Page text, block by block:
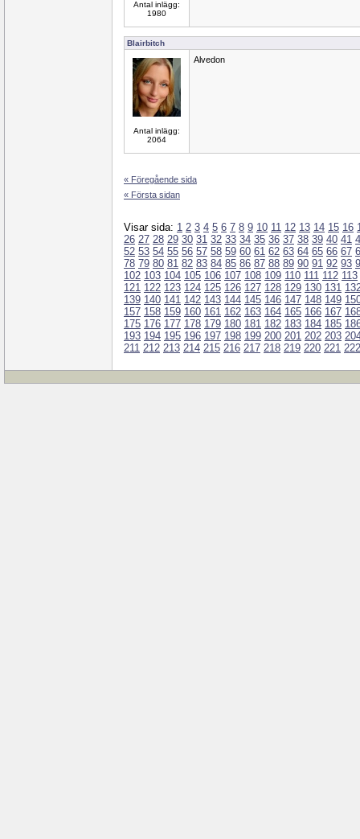
Antal inlägg:
1980
Blairbitch
Antal inlägg:
2064
Alvedon
« Föregående sida
« Första sidan
Visar sida: 1 2 3 4 5 6 7 8 9 10 11 12 13 14 15 16
26 27 28 29 30 31 32 33 34 35 36 37 38 39 40 41
52 53 54 55 56 57 58 59 60 61 62 63 64 65 66 67
78 79 80 81 82 83 84 85 86 87 88 89 90 91 92 93
102 103 104 105 106 107 108 109 110 111 112 113
121 122 123 124 125 126 127 128 129 130 131
139 140 141 142 143 144 145 146 147 148 149
157 158 159 160 161 162 163 164 165 166 167
175 176 177 178 179 180 181 182 183 184 185
193 194 195 196 197 198 199 200 201 202 203
211 212 213 214 215 216 217 218 219 220 221 222